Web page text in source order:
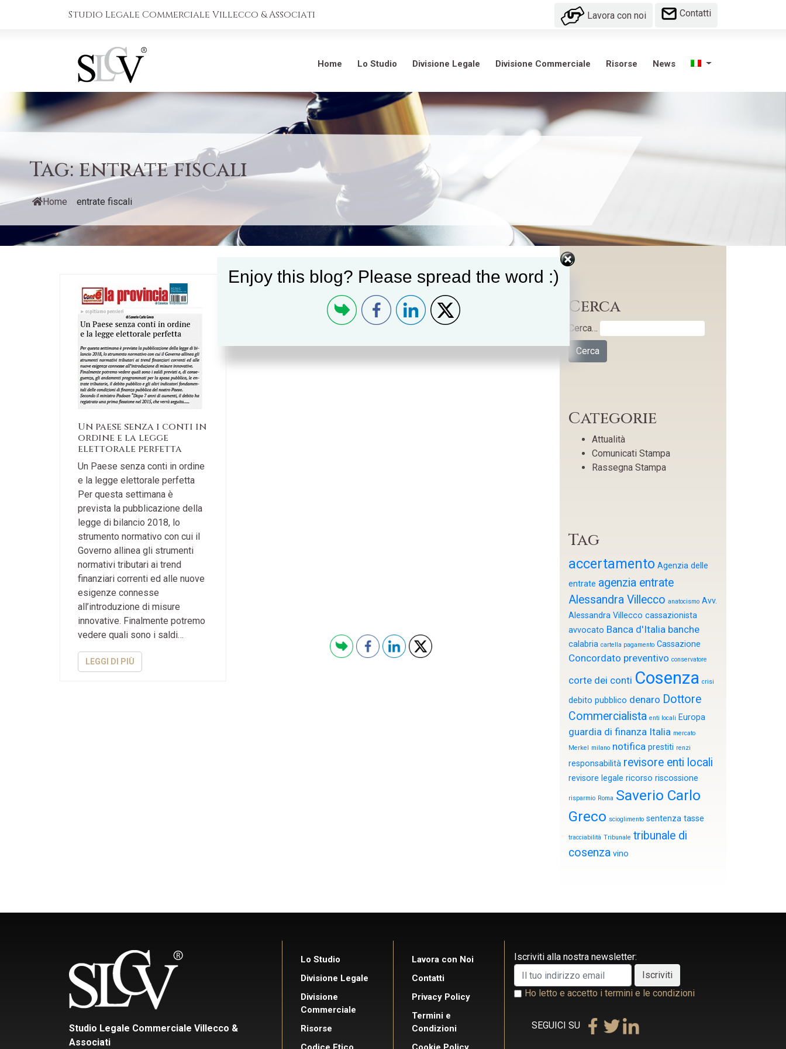
Studio Legale Commerciale Villecco & Associati Lavora con noi Contatti
Home Lo Studio Divisione Legale Divisione Commerciale Risorse News
Tag:entrate fiscali
Home entrate fiscali
Un paese senza i conti in
ordine e la legge
elettorale perfetta
Un Paese senza conti in ordine
e la legge elettorale perfetta
Per questa settimana è
prevista la pubblicazione della
legge di bilancio 2018, lo
strumento normativo con cui il
Governo allinea gli strumenti
normativi tributari ai trend
finanziari correnti ed alle nuove
esigenze connesse
all’introduzione di misure
innovative. Finalmente potremo
vedere quali sono i saldi…
LEGGI DI PIÙ
Cerca
Cerca…
Categorie
Attualità
Comunicati Stampa
Rassegna Stampa
Tag
accertamento Agenzia delle
entrate agenzia entrate
Alessandra Villecco anatocismo Avv.
Alessandra Villecco cassazionista
avvocato Banca d'Italia banche
calabria cartella pagamento Cassazione
Concordato preventivo conservatore
corte dei conti Cosenza crisi
debito pubblico denaro Dottore
Commercialista enti locali Europa
guardia di finanza Italia mercato
Merkel milano notifica prestiti renzi
responsabilità revisore enti locali
revisore legale ricorso riscossione
risparmio Roma Saverio Carlo
Greco scioglimento sentenza tasse
tracciabilità Tribunale tribunale di
cosenza vino
Studio Legale Commerciale Villecco &
Associati
Lo Studio
Divisione Legale
Divisione
Commerciale
Risorse
Lavora con Noi
Contatti
Privacy Policy
Termini e
Condizioni
Iscriviti alla nostra newsletter:
Ho letto e accetto i termini e le condizioni
SEGUICI SU
Enjoy this blog? Please spread the word :)